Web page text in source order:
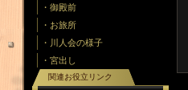
・御殿前
・お旅所
・川人会の様子
・宮出し
関連お役立リンク